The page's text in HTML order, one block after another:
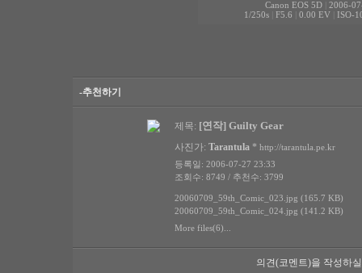
Canon EOS 5D| 2006-
1/250s| F5.6 0.00 EV| ISO-
-추천하기
제목: [연작] Guilty Gear
사진가: Tarantula * http://tarantula.pe.kr
등록일: 2006-07-27 23:33
조회수: 8749 / 추천수: 3799
20060709_59th_Comic_023.jpg (165.7 KB)
20060709_59th_Comic_024.jpg (141.2 KB)
More files(6)...
의견(코멘트)을 작성하